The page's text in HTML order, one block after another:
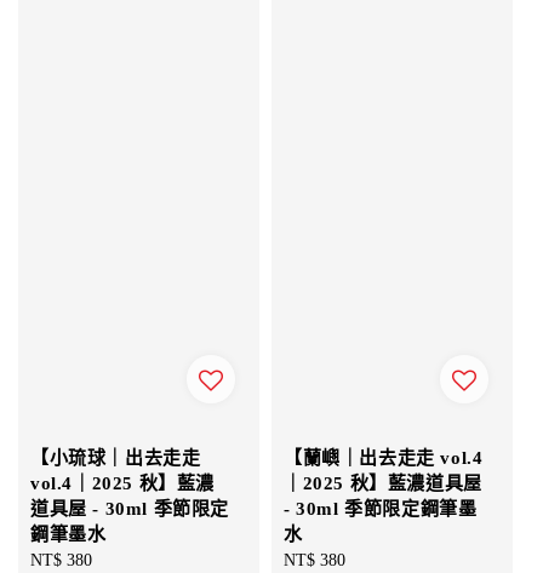
【小琉球｜出去走走
vol.4｜2025 秋】藍濃
道具屋 - 30ml 季節限定
鋼筆墨水
Regular
NT$ 380
【蘭嶼｜出去走走 vol.4
｜2025 秋】藍濃道具屋
- 30ml 季節限定鋼筆墨
水
Regular
NT$ 380